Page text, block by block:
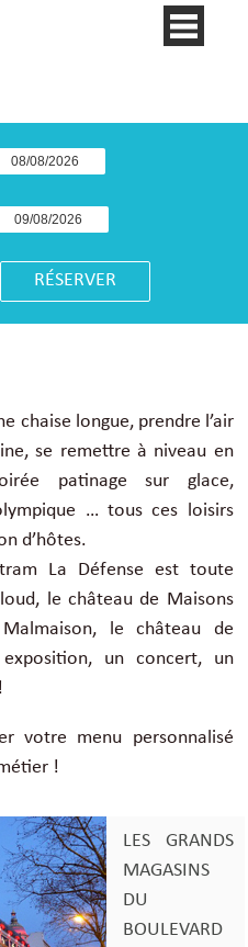
chaise longue, prendre l’air
se remettre à niveau en
patinage sur glace,
… tous ces loisirs
d’hôtes.
La Défense est toute
le château de Maisons
le château de
un concert, un
votre menu personnalisé
!
LES GRANDS
MAGASINS
DU
BOULEVARD